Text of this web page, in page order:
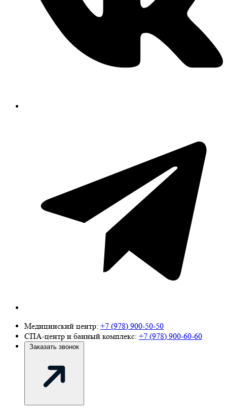
Медицинский центр: +7 (978) 900-50-50
СПА-центр и банный комплекс: +7 (978) 900-60-60
Заказать звонок